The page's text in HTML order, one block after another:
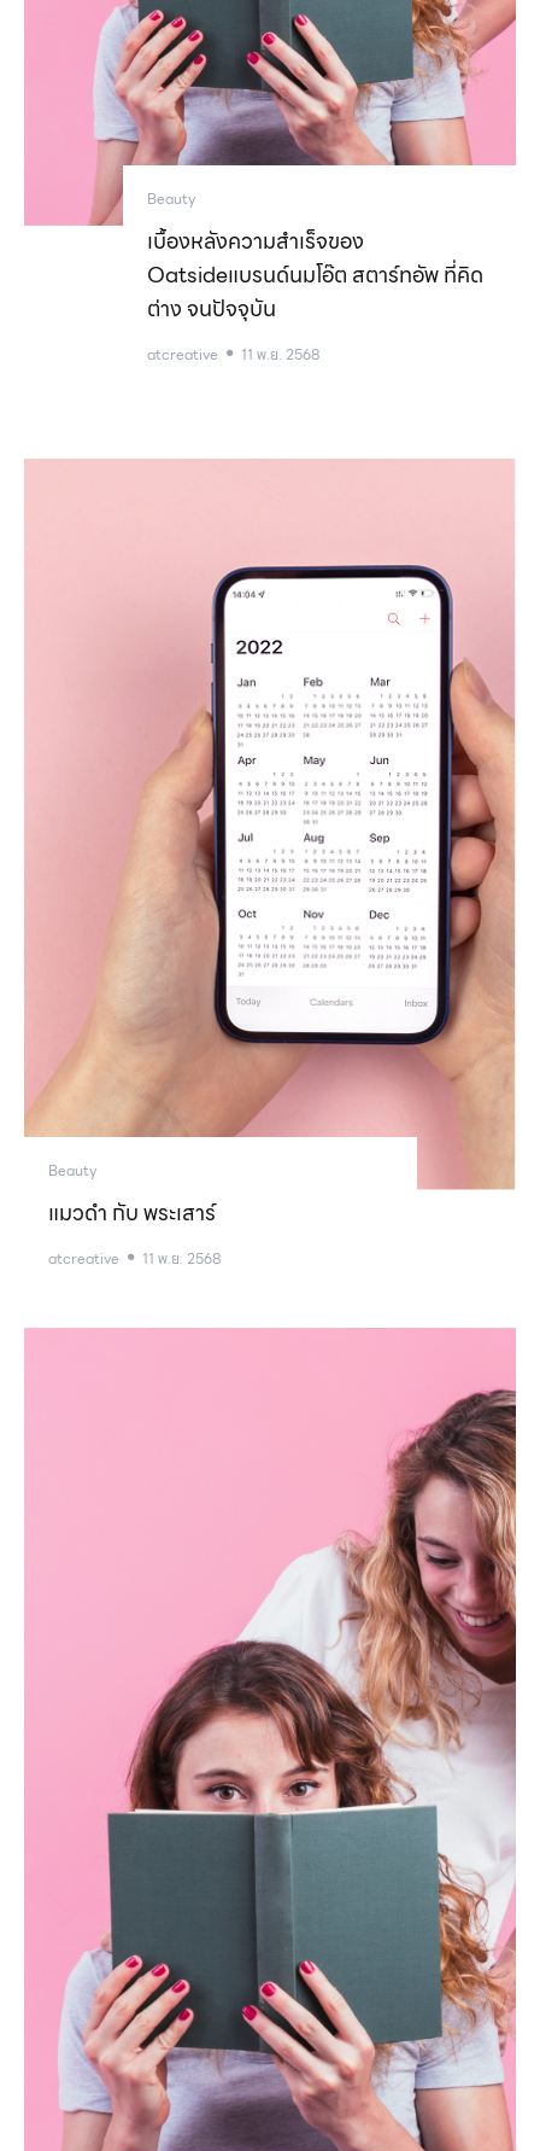
Beauty
เบื้องหลังความสำเร็จของ
Oatsideแบรนด์นมโอ๊ต สตาร์ทอัพ ที่คิด
ต่าง จนปัจจุบัน
atcreative 11 พ.ย. 2568
Beauty
แมวดำ กับ พระเสาร์
atcreative 11 พ.ย. 2568